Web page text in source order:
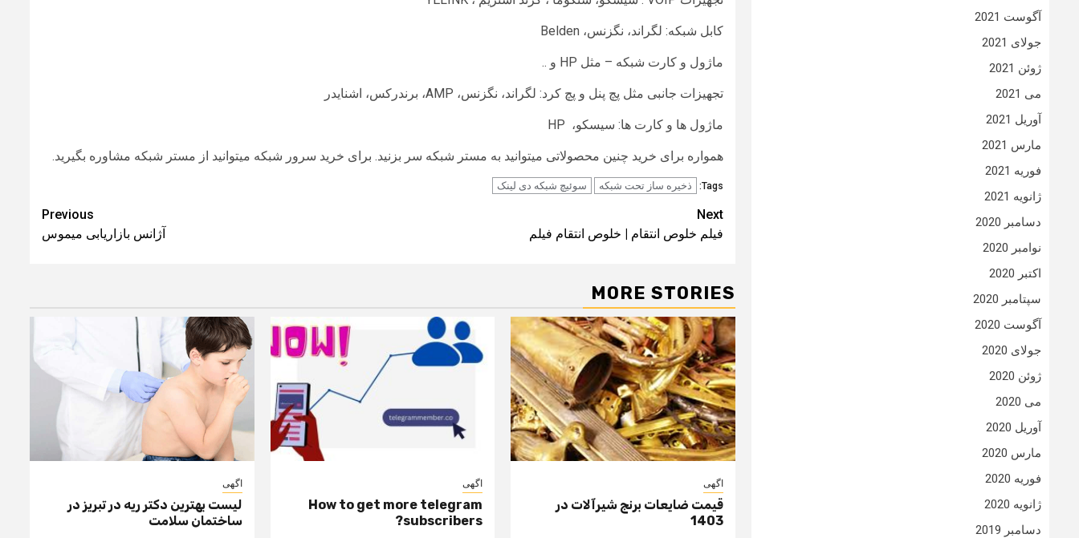
کابل شبکه: لگراند، نگزنس، Belden
ماژول و کارت شبکه – مثل HP و ..
تجهیزات جانبی مثل پچ پنل و پچ کرد: لگراند، نگزنس، AMP، برندرکس، اشنایدر
ماژول ها و کارت ها: سیسکو، HP
همواره برای خرید چنین محصولاتی میتوانید به مستر شبکه سر بزنید. برای خرید سرور شبکه میتوانید از مستر شبکه مشاوره بگیرید.
Tags: ذخیره ساز تحت شبکه سوئیچ شبکه دی لینک
Post
navigation
Previous
آژانس بازاریابی میموس
Next
فیلم خلوص انتقام | خلوص انتقام فیلم
MORE STORIES
اگهی
قیمت ضایعات برنج شیرآلات در
1403
اگهی
How to get more telegram
subscribers?
اگهی
لیست بهترین دکتر ریه در تبریز در
ساختمان سلامت
آگوست 2021
جولای 2021
ژوئن 2021
می 2021
آوریل 2021
مارس 2021
فوریه 2021
ژانویه 2021
دسامبر 2020
نوامبر 2020
اکتبر 2020
سپتامبر 2020
آگوست 2020
جولای 2020
ژوئن 2020
می 2020
آوریل 2020
مارس 2020
فوریه 2020
ژانویه 2020
دسامبر 2019